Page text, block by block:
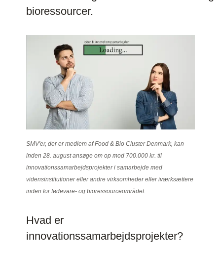
bioressourcer.
SMV'er, der er medlem af Food & Bio Cluster Denmark, kan
inden 28. august ansøge om op mod 700.000 kr. til
innovationssamarbejdsprojekter i samarbejde med
vidensinstitutioner eller andre virksomheder eller iværksættere
inden for fødevare- og bioressourceområdet.
Hvad er
innovationssamarbejdsprojekter?